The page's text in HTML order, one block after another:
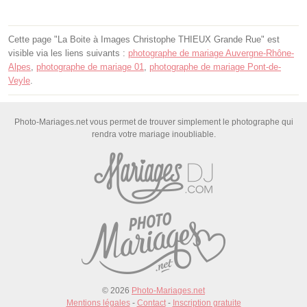
Cette page "La Boite à Images Christophe THIEUX Grande Rue" est
visible via les liens suivants : photographe de mariage Auvergne-Rhône-
Alpes
photographe de mariage 01
photographe de mariage Pont-de-
Veyle
Photo-Mariages.net vous permet de trouver simplement le photographe qui
rendra votre mariage inoubliable.
© 2026 Photo-Mariages.net
Mentions légales- Contact- Inscription gratuite